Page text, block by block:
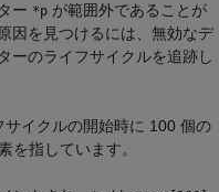
ー *p が範囲外であることが
因を見つけるには、無効なデ
ーのライフサイクルを追跡し
サイクルの開始時に 100 個の
を指しています。